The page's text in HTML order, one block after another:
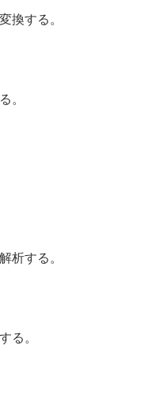
換する。
。
析する。
る。